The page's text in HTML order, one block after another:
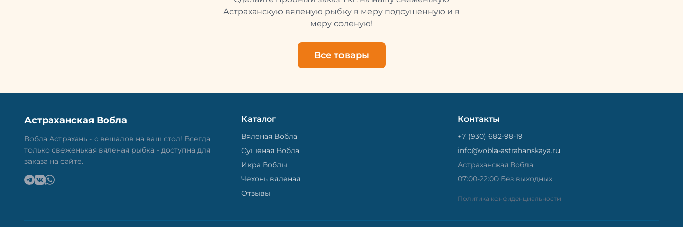
рыбу упаковывают в специальный
пакет, чтобы она не портилась и не
не просто вкусная еда, но и
пример того, как можно сочетать
старые рецепты и современные
вкусно.
Астраханскую вяленую рыбку в меру подсушенную и в
меру соленую!
Все товары
Астраханская Вобла
Вобла Астрахань - с вешалов на ваш стол! Всегда
только свеженькая вяленая рыбка - доступна для
заказа на сайте.
Каталог
Вяленая Вобла
Сушёная Вобла
Икра Воблы
Чехонь вяленая
Отзывы
Контакты
+7 (930) 682-98-19
info@vobla-astrahanskaya.ru
Астраханская Вобла
07:00-22:00 Без выходных
Политика конфиденциальности